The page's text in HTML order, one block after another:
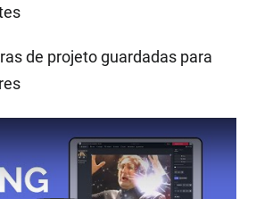
de projeto guardadas para